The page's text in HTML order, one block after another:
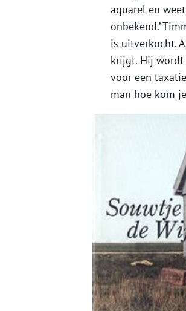
aquarel en
onbekend.’
is uitverkocht.
krijgt. Hij wordt
voor een
man hoe kom